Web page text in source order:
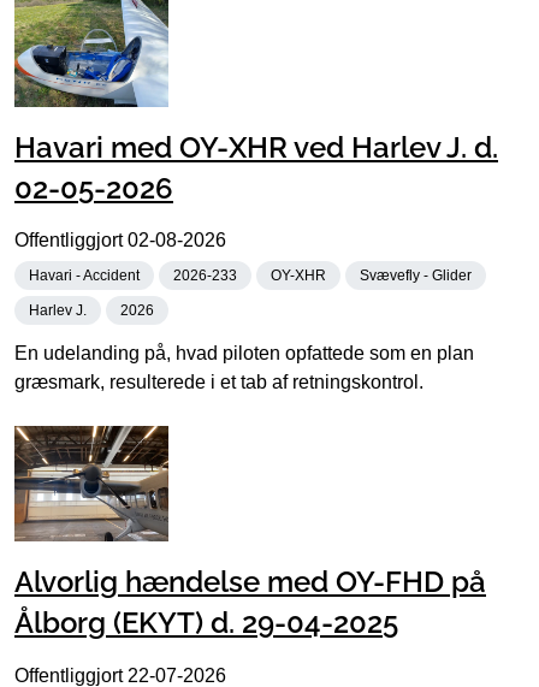
Havari med OY-XHR ved Harlev J. d.
02-05-2026
Offentliggjort02-08-2026
Havari - Accident 2026-233 OY-XHR Svævefly - Glider
Harlev J. 2026
En udelanding på, hvad piloten opfattede som en plan
græsmark, resulterede i et tab af retningskontrol.
Alvorlig hændelse med OY-FHD på
Ålborg (EKYT) d. 29-04-2025
Offentliggjort 22-07-2026